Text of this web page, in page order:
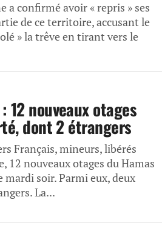
a confirmé avoir « repris » ses
de ce territoire, accusant le
» la trêve en tirant vers le
12 nouveaux otages
dont 2 étrangers
Français, mineurs, libérés
12 nouveaux otages du Hamas
mardi soir. Parmi eux, deux
La...